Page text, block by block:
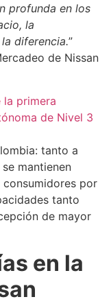
profunda en los
la
diferencia.”
de Nissan
la primera
de Nivel 3
tanto a
mantienen
por
tanto
de mayor
en la